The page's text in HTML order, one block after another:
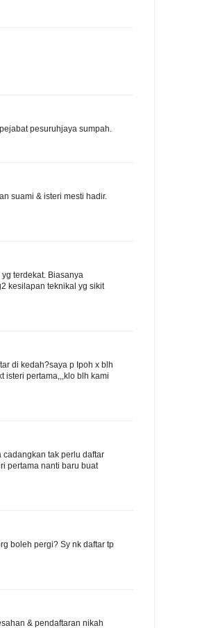
pesuruhjaya sumpah.
suami & isteri mesti hadir.
terdekat. Biasanya
kesilapan teknikal yg sikit
di kedah?saya p Ipoh x blh
isteri pertama,,,klo blh kami
tak perlu daftar
pertama nanti baru buat
boleh pergi? Sy nk daftar tp
& pendaftaran nikah